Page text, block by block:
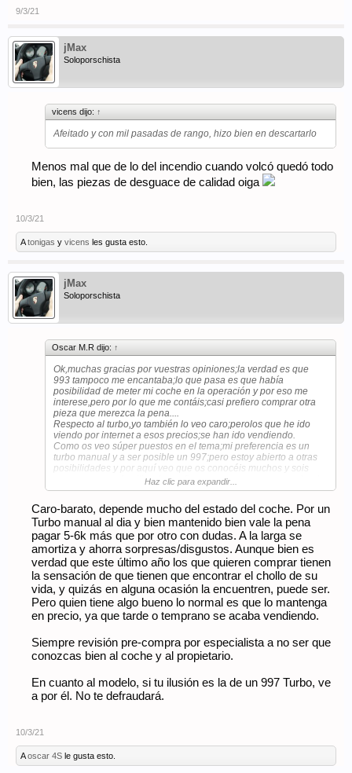
9/3/21
jMax
Soloporschista
vicens dijo: ↑
Afeitado y con mil pasadas de rango, hizo bien en descartarlo
Menos mal que de lo del incendio cuando volcó quedó todo
bien, las piezas de desguace de calidad oiga
10/3/21
Atonigas y vicens les gusta esto.
jMax
Soloporschista
Oscar M.R dijo: ↑
Ok,muchas gracias por vuestras opiniones;la verdad es que
993 tampoco me encantaba;lo que pasa es que había
posibilidad de meter mi coche en la operación y por eso me
interese,pero por lo que me contáis;casi prefiero comprar otra
pieza que merezca la pena....
Respecto al turbo,yo también lo veo caro;perolos que he ido
viendo por internet a esos precios;se han ido vendiendo.
Como os veo súper puestos en el tema;mi preferencia es un
turbo manual y a ser posible un 997;pero estoy abierto a otras
posibilidades y por aquí veo que os conocéis muchos y sois
como una gran familia y la confianza para comprar un coche de
estos es muy importante .
Haz clic para expandir...
Caro-barato, depende mucho del estado del coche. Por un
Turbo manual al dia y bien mantenido bien vale la pena
pagar 5-6k más que por otro con dudas. A la larga se
amortiza y ahorra sorpresas/disgustos. Aunque bien es
verdad que este último año los que quieren comprar tienen
la sensación de que tienen que encontrar el chollo de su
vida, y quizás en alguna ocasión la encuentren, puede ser.
Pero quien tiene algo bueno lo normal es que lo mantenga
en precio, ya que tarde o temprano se acaba vendiendo.
Siempre revisión pre-compra por especialista a no ser que
conozcas bien al coche y al propietario.
En cuanto al modelo, si tu ilusión es la de un 997 Turbo, ve
a por él. No te defraudará.
10/3/21
Aoscar 4S le gusta esto.